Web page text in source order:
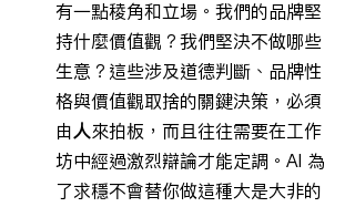
有一點稜角和立場。我們的品牌堅
持什麼價值觀？我們堅決不做哪些
生意？這些涉及道德判斷、品牌性
格與價值觀取捨的關鍵決策，必須
由人來拍板，而且往往需要在工作
坊中經過激烈辯論才能定調。AI 為
了求穩不會替你做這種大是大非的